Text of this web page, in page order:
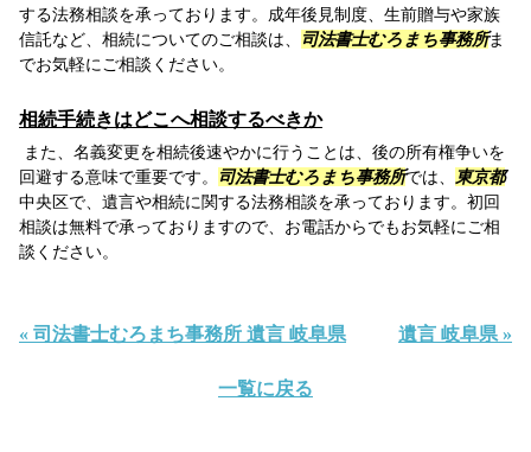
する法務相談を承っております。成年後見制度、生前贈与や家族
信託など、相続についてのご相談は、
司法書士むろまち事務所ま
でお気軽にご相談ください。
相続手続きはどこへ相談するべきか
また、名義変更を相続後速やかに行うことは、後の所有権争いを
回避する意味で重要です。
司法書士むろまち事務所では、
東京都
中央区で、遺言や相続に関する法務相談を承っております。初回
相談は無料で承っておりますので、お電話からでもお気軽にご相
談ください。
« 司法書士むろまち事務所 遺言 岐阜県 遺言 岐阜県 »
一覧に戻る